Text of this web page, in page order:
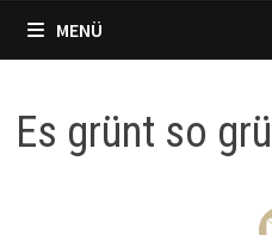
MENÜ
Es grünt so